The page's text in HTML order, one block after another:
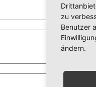
zu
Benutzer
ändern.